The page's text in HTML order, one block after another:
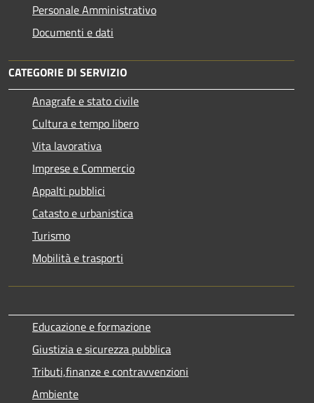
Personale Amministrativo
Documenti e dati
CATEGORIE DI SERVIZIO
Anagrafe e stato civile
Cultura e tempo libero
Vita lavorativa
Imprese e Commercio
Appalti pubblici
Catasto e urbanistica
Turismo
Mobilità e trasporti
Educazione e formazione
Giustizia e sicurezza pubblica
Tributi,finanze e contravvenzioni
Ambiente